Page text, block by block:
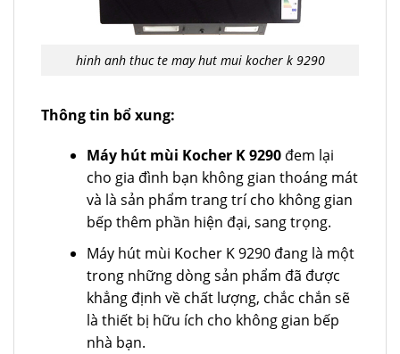
hinh anh thuc te may hut mui kocher k 9290
Thông tin bổ xung:
Máy hút mùi Kocher K 9290đem lại
cho gia đình bạn không gian thoáng mát
và là sản phẩm trang trí cho không gian
bếp thêm phần hiện đại, sang trọng.
Máy hút mùi Kocher K 9290 đang là một
trong những dòng sản phẩm đã được
khẳng định về chất lượng, chắc chắn sẽ
là thiết bị hữu ích cho không gian bếp
nhà bạn.